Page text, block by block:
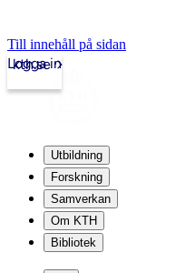
Till innehåll på sidan
kth.se
Logga in
Utbildning
Forskning
Samverkan
Om KTH
Bibliotek